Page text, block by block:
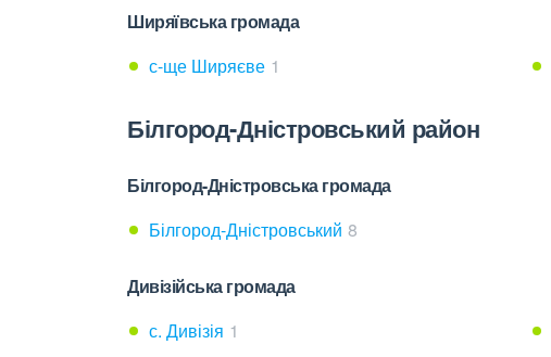
Ширяївська громада
с-ще Ширяєве 1
Білгород-Дністровський район
Білгород-Дністровська громада
Білгород-Дністровський 8
Дивізійська громада
с. Дивізія 1